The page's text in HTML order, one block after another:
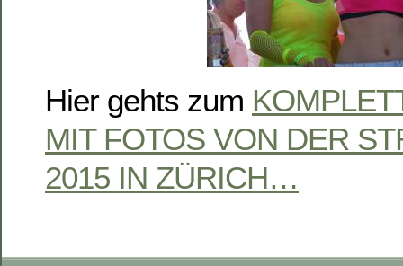
Hier gehts zum
MIT FOTOS VON DER
2015 IN ZÜRICH…